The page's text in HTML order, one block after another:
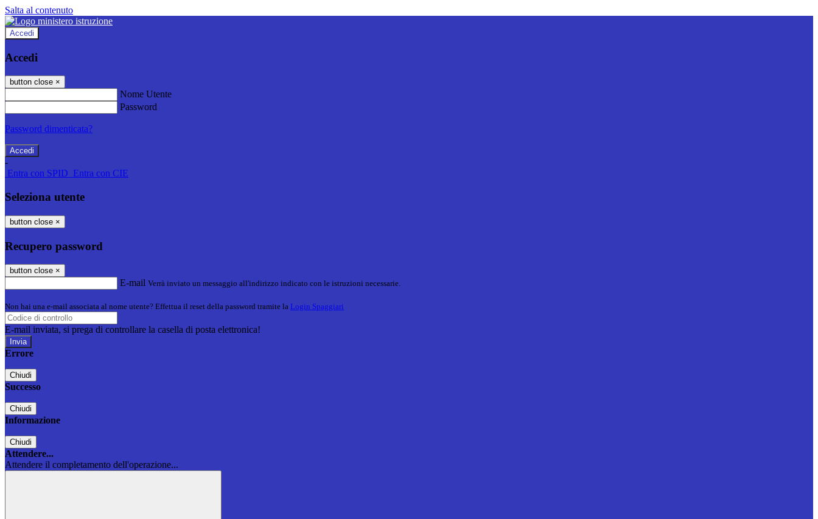
Salta al contenuto
Accedi
Accedi
button close ×
Nome Utente
Password
Password dimenticata?
-
Entra con SPID Entra con CIE
Seleziona utente
button close ×
Recupero password
button close ×
E-mail Verrà inviato un messaggio all'indirizzo indicato con le istruzioni necessarie.
Non hai una e-mail associata al nome utente? Effettua il reset della password tramite la Login Spaggiari
E-mail inviata, si prega di controllare la casella di posta elettronica!
Errore
Chiudi
Successo
Chiudi
Informazione
Chiudi
Attendere...
Attendere il completamento dell'operazione...